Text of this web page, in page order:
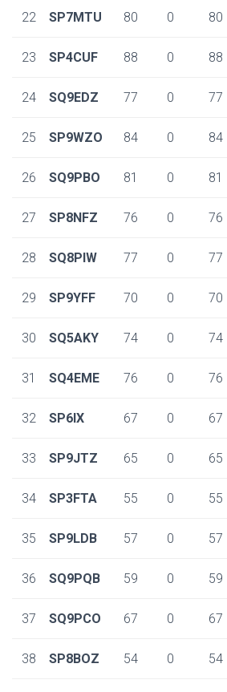
22 SP7MTU 80 0 80
23 SP4CUF 88 0 88
24 SQ9EDZ 77 0 77
25 SP9WZO 84 0 84
26 SQ9PBO 81 0 81
27 SP8NFZ 76 0 76
28 SQ8PIW 77 0 77
29 SP9YFF 70 0 70
30 SQ5AKY 74 0 74
31 SQ4EME 76 0 76
32 SP6IX 67 0 67
33 SP9JTZ 65 0 65
34 SP3FTA 55 0 55
35 SP9LDB 57 0 57
36 SQ9PQB 59 0 59
37 SQ9PCO 67 0 67
38 SP8BOZ 54 0 54